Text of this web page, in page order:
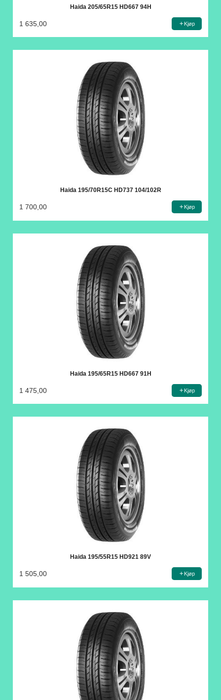
Haida 205/65R15 HD667 94H
1 635,00 Kjøp
Haida 195/70R15C HD737 104/102R
1 700,00 Kjøp
Haida 195/65R15 HD667 91H
1 475,00 Kjøp
Haida 195/55R15 HD921 89V
1 505,00 Kjøp